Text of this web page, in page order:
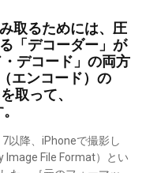
取るためには、圧
「デコーダー」が
デコード」の両方
エンコード）の
取って、
以降、iPhoneで撮影し
Image File Format）とい